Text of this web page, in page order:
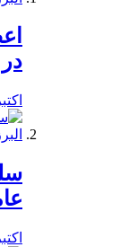
اکتبر 19,
اکتبر 18,